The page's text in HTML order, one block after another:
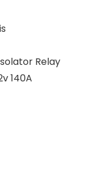
Relay
140A